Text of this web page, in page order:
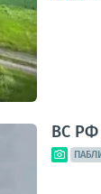
ВС РФ